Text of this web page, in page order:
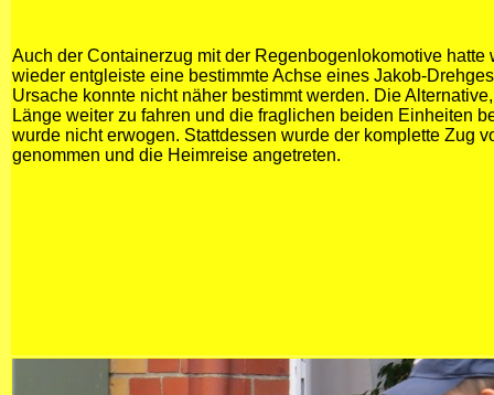
Auch der Containerzug mit der Regenbogenlokomotive hatte
wieder entgleiste eine bestimmte Achse eines Jakob-
Ursache konnte nicht näher bestimmt werden. Die
Länge weiter zu fahren und die fraglichen beiden Einheiten
wurde nicht erwogen. Stattdessen wurde der komplette Zug
genommen und die Heimreise angetreten.